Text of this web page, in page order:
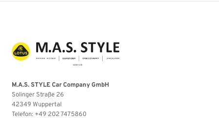
M.A.S. STYLE Car Company GmbH
Solinger Straße 26
42349 Wuppertal
Telefon: +49 202 7475860